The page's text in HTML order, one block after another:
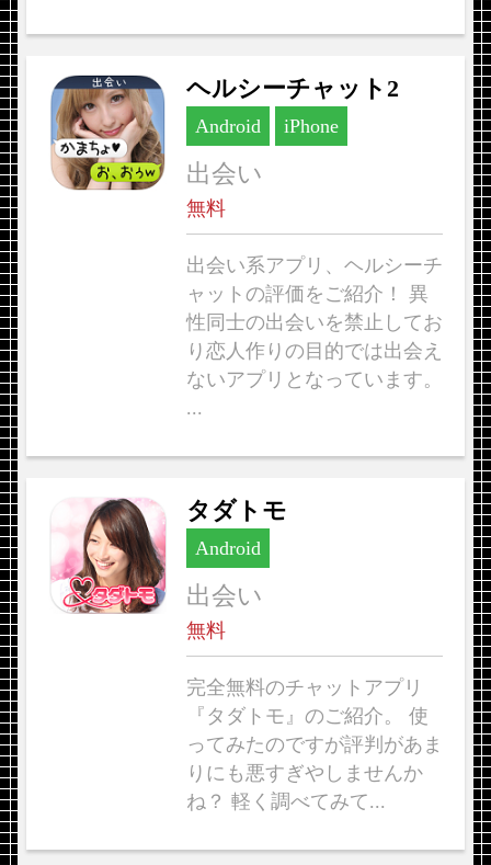
ヘルシーチャット2
Android iPhone
出会い
無料
出会い系アプリ、ヘルシーチ
ャットの評価をご紹介！ 異
性同士の出会いを禁止してお
り恋人作りの目的では出会え
ないアプリとなっています。
...
タダトモ
Android
出会い
無料
完全無料のチャットアプリ
『タダトモ』のご紹介。 使
ってみたのですが評判があま
りにも悪すぎやしませんか
ね？ 軽く調べてみて...